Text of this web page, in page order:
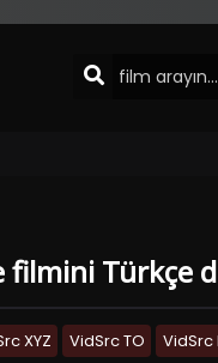
filmini Türkçe
XYZ VidSrc TO VidSrc